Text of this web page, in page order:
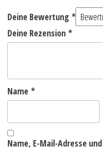
Deine Bewertung *
Deine Rezension *
Name *
Name, E-Mail-Adresse